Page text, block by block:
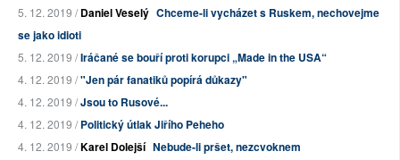
5. 12. 2019 /Daniel Veselý Chceme-li vycházet s Ruskem, nechovejme
se jako idioti
5. 12. 2019 /Iráčané se bouří proti korupci „Made in the USA“
4. 12. 2019 /"Jen pár fanatiků popírá důkazy"
4. 12. 2019 /Jsou to Rusové...
4. 12. 2019 /Politický útlak Jiřího Peheho
4. 12. 2019 /Karel Dolejší Nebude-li pršet, nezcvoknem